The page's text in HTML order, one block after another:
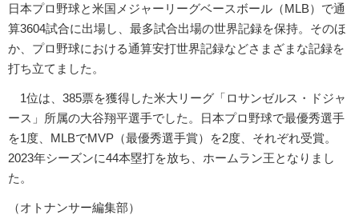
日本プロ野球と米国メジャーリーグベースボール（MLB）で通
算3604試合に出場し、最多試合出場の世界記録を保持。そのほ
か、プロ野球における通算安打世界記録などさまざまな記録を
打ち立てました。
1位は、385票を獲得した米大リーグ「ロサンゼルス・ドジャ
ース」所属の大谷翔平選手でした。日本プロ野球で最優秀選手
を1度、MLBでMVP（最優秀選手賞）を2度、それぞれ受賞。
2023年シーズンに44本塁打を放ち、ホームラン王となりまし
た。
（オトナンサー編集部）